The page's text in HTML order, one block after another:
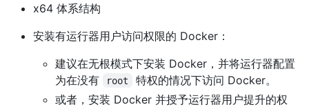
x64 体系结构
安装有运行器用户访问权限的 Docker：
建议在无根模式下安装 Docker，并将运行器配置
为在没有
root
特权的情况下访问 Docker。
或者，安装 Docker 并授予运行器用户提升的权